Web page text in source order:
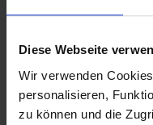
Diese Webseite
Wir verwenden
personalisieren,
zu können und die
Gib